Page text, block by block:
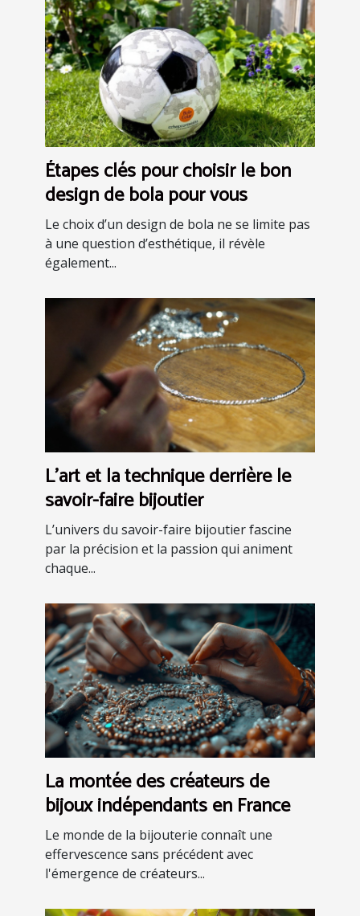
Étapes clés pour choisir le bon
design de bola pour vous
Le choix d’un design de bola ne se limite pas
à une question d’esthétique, il révèle
également...
L’art et la technique derrière le
savoir-faire bijoutier
L’univers du savoir-faire bijoutier fascine
par la précision et la passion qui animent
chaque...
La montée des créateurs de
bijoux indépendants en France
Le monde de la bijouterie connaît une
effervescence sans précédent avec
l'émergence de créateurs...